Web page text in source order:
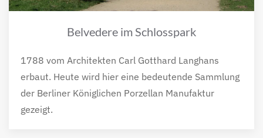
Belvedere im Schlosspark
1788 vom Architekten Carl Gotthard Langhans
erbaut. Heute wird hier eine bedeutende Sammlung
der Berliner Königlichen Porzellan Manufaktur
gezeigt.